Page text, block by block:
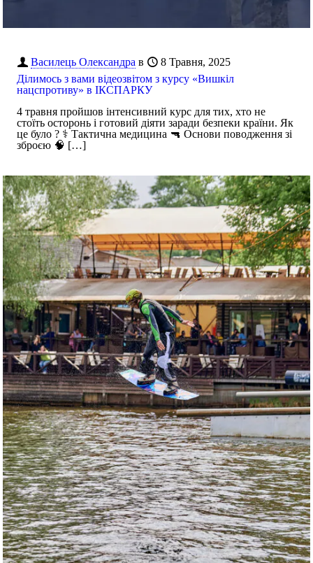
Василець Олександра в
8 Травня, 2025
Ділимось з вами відеозвітом з курсу «Вишкіл
нацспротиву» в ІКСПАРКУ
4 травня пройшов інтенсивний курс для тих, хто не
стоїть осторонь і готовий діяти заради безпеки країни. Як
це було ? ⚕️ Тактична медицина 🔫 Основи поводження зі
зброєю 🧠 […]